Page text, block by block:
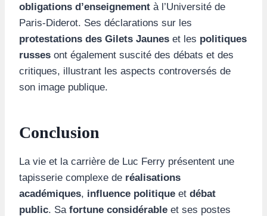
obligations d’enseignement à l’Université de
Paris-Diderot. Ses déclarations sur les
protestations des Gilets Jaunes et les politiques
russes ont également suscité des débats et des
critiques, illustrant les aspects controversés de
son image publique.
Conclusion
La vie et la carrière de Luc Ferry présentent une
tapisserie complexe de réalisations
académiques, influence politique et débat
public. Sa fortune considérable et ses postes